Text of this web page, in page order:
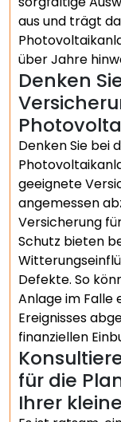
aus und trägt
über Jahre
Denken
Denken Sie bei
geeignete
angemessen
Versicherung
Schutz bieten
Defekte. So
Anlage im Falle
Ereignisses
finanziellen
für die
Ihrer